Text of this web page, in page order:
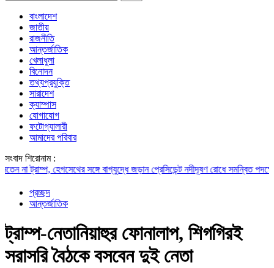
বাংলাদেশ
জাতীয়
রাজনীতি
আন্তর্জাতিক
খেলাধুলা
বিনোদন
তথ্যপ্রযুক্তি
সারাদেশ
ক্যাম্পাস
যোগাযোগ
ফটোগ্যালারী
আমাদের পরিবার
সংবাদ শিরোনাম :
ট্রাম্প, হেগসেথের সঙ্গে বাগ্‌যুদ্ধে জড়ান প্রেসিডেন্টনদীদূষণ রোধে সমন্বিত পদক্ষেপ
প্রচ্ছদ
আন্তর্জাতিক
ট্রাম্প-নেতানিয়াহুর ফোনালাপ, শিগগিরই
সরাসরি বৈঠকে বসবেন দুই নেতা